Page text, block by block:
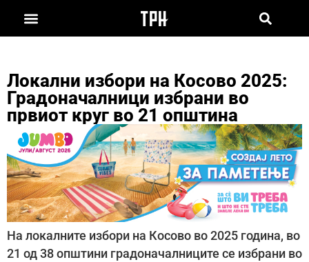
Локални избори на Косово 2025:
Градоначалници избрани во
првиот круг во 21 општина
На локалните избори на Косово во 2025 година, во
21 од 38 општини градоначалниците се избрани во